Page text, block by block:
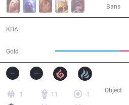
Bans
KDA
Gold
1 11
4
Object